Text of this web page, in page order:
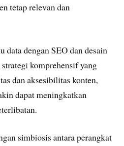
tetap relevan dan
dengan SEO dan desain
komprehensif yang
dan aksesibilitas konten,
dapat meningkatkan
simbiosis antara perangkat